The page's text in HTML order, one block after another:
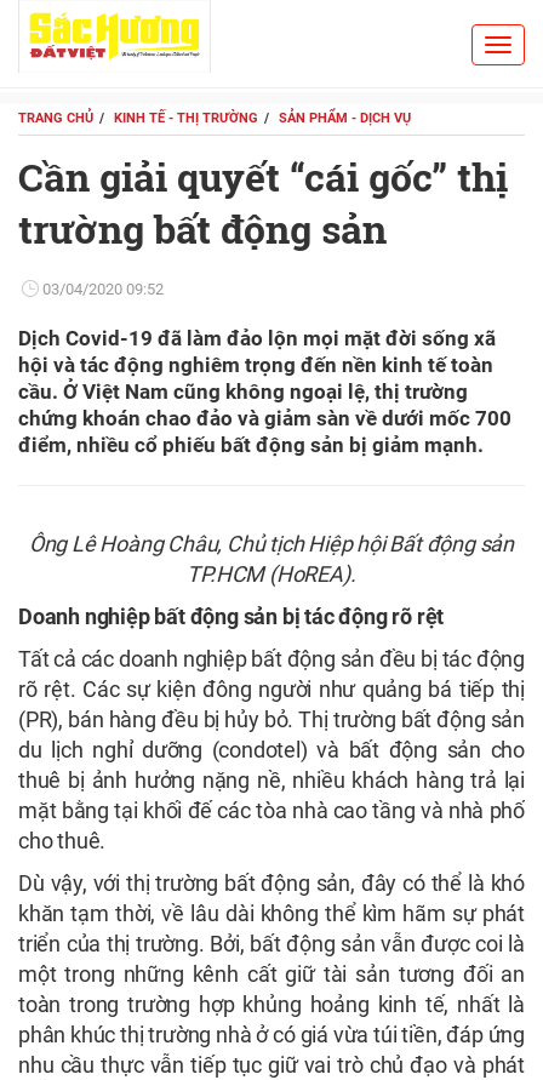
TRANG CHỦ KINH TẾ - THỊ TRƯỜNG SẢN PHẨM - DỊCH VỤ
Cần giải quyết “cái gốc” thị
trường bất động sản
03/04/2020 09:52
Dịch Covid-19 đã làm đảo lộn mọi mặt đời sống xã
hội và tác động nghiêm trọng đến nền kinh tế toàn
cầu. Ở Việt Nam cũng không ngoại lệ, thị trường
chứng khoán chao đảo và giảm sàn về dưới mốc 700
điểm, nhiều cổ phiếu bất động sản bị giảm mạnh.
Ông Lê Hoàng Châu, Chủ tịch Hiệp hội Bất động sản
TP.HCM (HoREA).
Doanh nghiệp bất động sản bị tác động rõ rệt
Tất cả các doanh nghiệp bất động sản đều bị tác động
rõ rệt. Các sự kiện đông người như quảng bá tiếp thị
(PR), bán hàng đều bị hủy bỏ. Thị trường bất động sản
du lịch nghỉ dưỡng (condotel) và bất động sản cho
thuê bị ảnh hưởng nặng nề, nhiều khách hàng trả lại
mặt bằng tại khối đế các tòa nhà cao tầng và nhà phố
cho thuê.
Dù vậy, với thị trường bất động sản, đây có thể là khó
khăn tạm thời, về lâu dài không thể kìm hãm sự phát
triển của thị trường. Bởi, bất động sản vẫn được coi là
một trong những kênh cất giữ tài sản tương đối an
toàn trong trường hợp khủng hoảng kinh tế, nhất là
phân khúc thị trường nhà ở có giá vừa túi tiền, đáp ứng
nhu cầu thực vẫn tiếp tục giữ vai trò chủ đạo và phát